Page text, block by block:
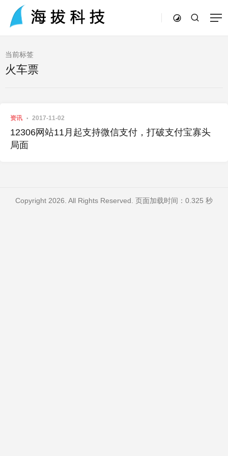
当前标签
火车票
资讯 2017-11-02
12306网站11月起支持微信支付，打破支付宝寡头
局面
Copyright 2026. All Rights Reserved. 页面加载时间：0.325 秒